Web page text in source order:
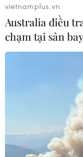
vietnamplus.vn
Australia điều
chạm tại sân